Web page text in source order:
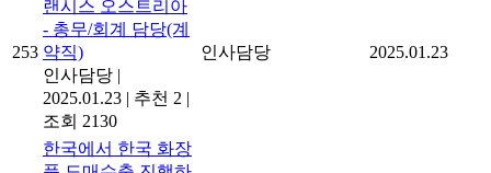
253
랜시스 오스트리아
- 총무/회계 담당(계
약직)
인사담당 |
2025.01.23 | 추천 2 |
조회 2130
인사담당 2025.01.23
한국에서 한국 화장